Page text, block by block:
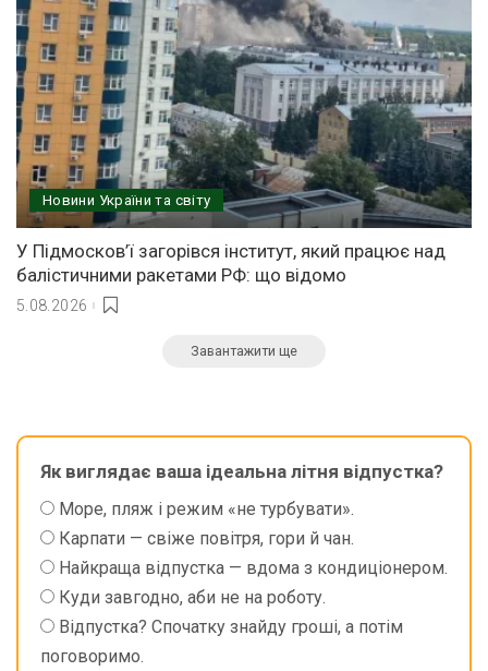
Новини України та світу
У Підмосков’ї загорівся інститут, який працює над
балістичними ракетами РФ: що відомо
5.08.2026
Завантажити ще
Як виглядає ваша ідеальна літня відпустка?
Море, пляж і режим «не турбувати».
Карпати — свіже повітря, гори й чан.
Найкраща відпустка — вдома з кондиціонером.
Куди завгодно, аби не на роботу.
Відпустка? Спочатку знайду гроші, а потім
поговоримо.